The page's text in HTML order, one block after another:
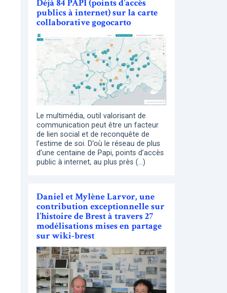
Déjà 84 PAPI (points d’accès
publics à internet) sur la carte
collaborative gogocarto
Le multimédia, outil valorisant de
communication peut être un facteur
de lien social et de reconquête de
l’estime de soi. D’où le réseau de plus
d’une centaine de Papi, points d’accès
public à internet, au plus près (…)
Daniel et Mylène Larvor, une
contribution exceptionnelle sur
l’histoire de Brest à travers 27
modélisations mises en partage
sur wiki-brest